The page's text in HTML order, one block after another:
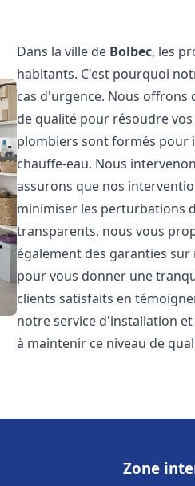
Dans la ville de Bolbec, les
habitants. C'est pourquoi
cas d'urgence. Nous offrons
de qualité pour résoudre
plombiers sont formés pour
chauffe-eau. Nous
assurons que nos
minimiser les perturbations
transparents, nous vous
également des garanties
pour vous donner une
clients satisfaits en
notre service d'installation
à maintenir ce niveau de
Zone